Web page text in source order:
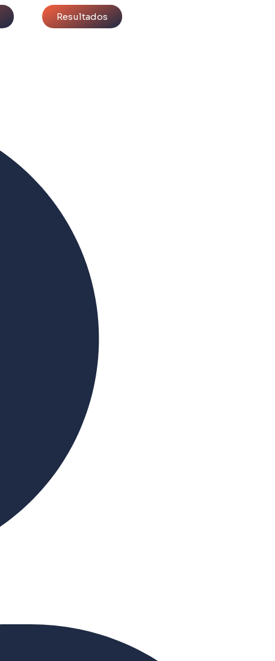
Resultados